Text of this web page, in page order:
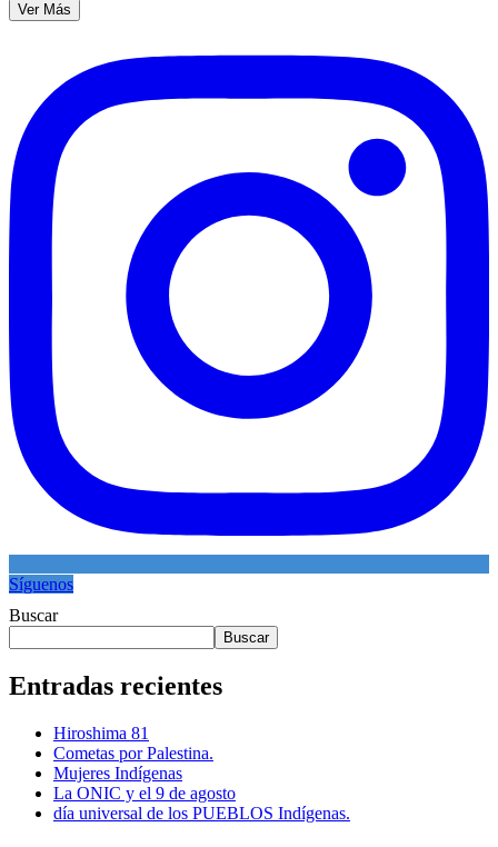
Ver Más
Síguenos
Buscar
Buscar
Entradas recientes
Hiroshima 81
Cometas por Palestina.
Mujeres Indígenas
La ONIC y el 9 de agosto
día universal de los PUEBLOS Indígenas.